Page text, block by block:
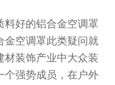
料好的铝合金空调罩
金空调罩此类疑问就
材装饰产业中大众装
个强势成员，在户外